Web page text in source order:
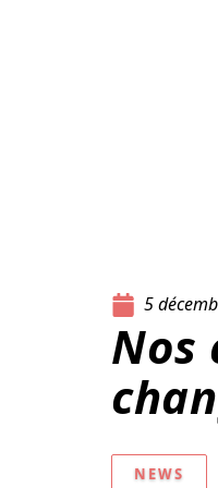
5
Nos
NEWS